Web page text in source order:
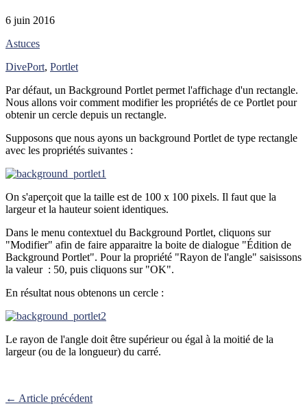
6 juin 2016
Astuces
DivePort, Portlet
Par défaut, un Background Portlet permet l'affichage d'un rectangle.
Nous allons voir comment modifier les propriétés de ce Portlet pour
obtenir un cercle depuis un rectangle.
Supposons que nous ayons un background Portlet de type rectangle
avec les propriétés suivantes :
On s'aperçoit que la taille est de 100 x 100 pixels. Il faut que la
largeur et la hauteur soient identiques.
Dans le menu contextuel du Background Portlet, cliquons sur
"Modifier" afin de faire apparaitre la boite de dialogue "Édition de
Background Portlet". Pour la propriété "Rayon de l'angle" saisissons
la valeur : 50, puis cliquons sur "OK".
En résultat nous obtenons un cercle :
Le rayon de l'angle doit être supérieur ou égal à la moitié de la
largeur (ou de la longueur) du carré.
← Article précédent